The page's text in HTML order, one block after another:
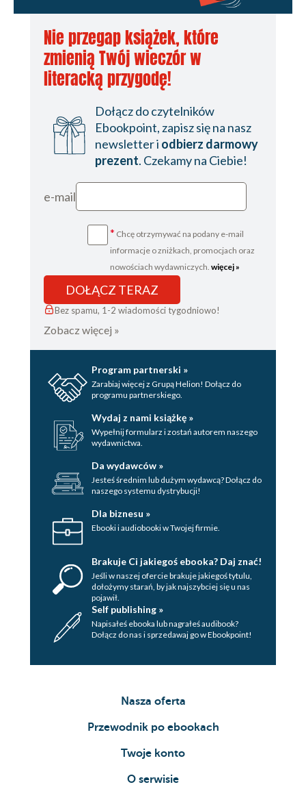
Nie przegap książek, które
zmienią Twój wieczór w
literacką przygodę!
Dołącz do czytelników
Ebookpoint, zapisz się na nasz
newsletter i odbierz darmowy
prezent. Czekamy na Ciebie!
e-mail
* Chcę otrzymywać na podany e-mail
informacje o zniżkach, promocjach oraz
nowościach wydawniczych. więcej »
DOŁĄCZ TERAZ
Bez spamu, 1-2 wiadomości tygodniowo!
Zobacz więcej »
Program partnerski »
Zarabiaj więcej z Grupą Helion! Dołącz do
programu partnerskiego.
Wydaj z nami książkę »
Wypełnij formularz i zostań autorem naszego
wydawnictwa.
Da wydawców »
Jesteś średnim lub dużym wydawcą? Dołącz do
naszego systemu dystrybucji!
Dla biznesu »
Ebooki i audiobooki w Twojej firmie.
Brakuje Ci jakiegoś ebooka? Daj znać!
Jeśli w naszej ofercie brakuje jakiegoś tytulu,
dołożymy starań, by jak najszybciej się u nas
pojawił.
Self publishing »
Napisałeś ebooka lub nagrałeś audibook?
Dołącz do nas i sprzedawaj go w Ebookpoint!
Nasza oferta
Przewodnik po ebookach
Twoje konto
O serwisie